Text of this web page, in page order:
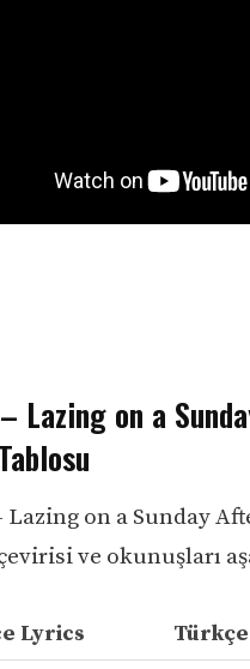
Lazing on a
Lazing on a Sunday
ve okunuşları
Lyrics